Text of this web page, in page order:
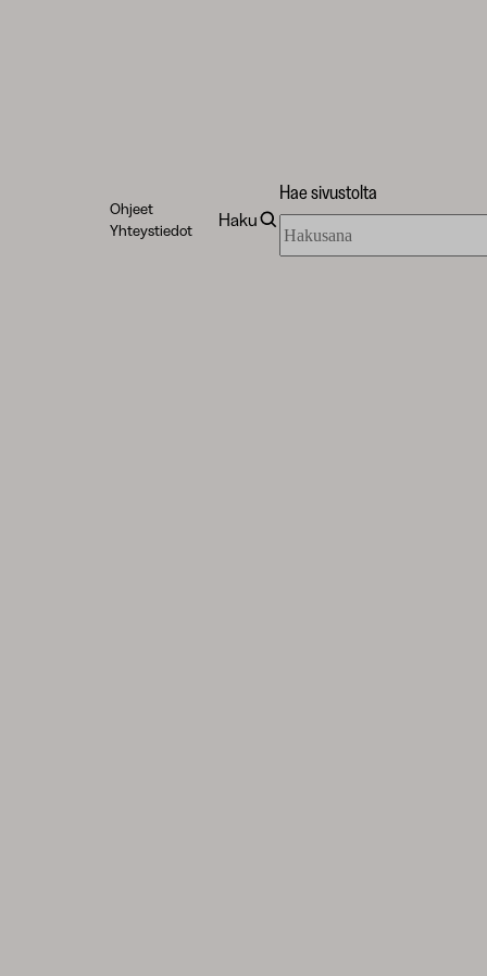
Ohjeet
Yhteystiedot
Haku
Hae sivustolta
sivustolta